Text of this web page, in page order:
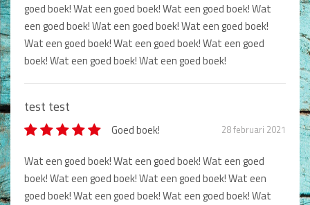
goed boek! Wat een goed boek! Wat een goed boek! Wat
een goed boek! Wat een goed boek! Wat een goed boek!
Wat een goed boek! Wat een goed boek! Wat een goed
boek! Wat een goed boek! Wat een goed boek!
test test
Goed boek! 28 februari 2021
Wat een goed boek! Wat een goed boek! Wat een goed
boek! Wat een goed boek! Wat een goed boek! Wat een
goed boek! Wat een goed boek! Wat een goed boek! Wat